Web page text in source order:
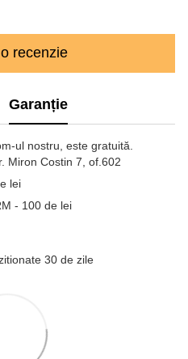
recenzie
Garanție
ul nostru, este gratuită.
Miron Costin 7, of.602
lei
- 100 de lei
30 de zile